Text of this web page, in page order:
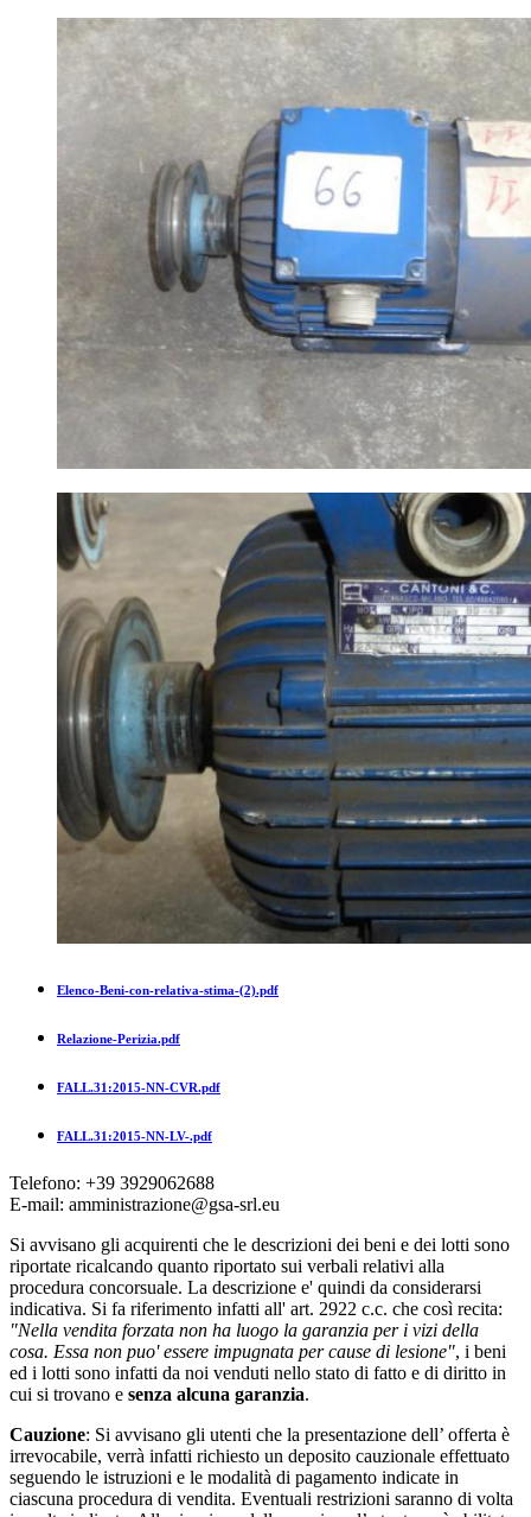
Elenco-Beni-con-relativa-stima-(2).pdf
Relazione-Perizia.pdf
FALL.31:2015-NN-CVR.pdf
FALL.31:2015-NN-LV-.pdf
Telefono: +39 3929062688
E-mail: amministrazione@gsa-srl.eu
Si avvisano gli acquirenti che le descrizioni dei beni e dei lotti sono
riportate ricalcando quanto riportato sui verbali relativi alla
procedura concorsuale. La descrizione e' quindi da considerarsi
indicativa. Si fa riferimento infatti all' art. 2922 c.c. che così recita:
"Nella vendita forzata non ha luogo la garanzia per i vizi della
cosa. Essa non puo' essere impugnata per cause di lesione", i beni
ed i lotti sono infatti da noi venduti nello stato di fatto e di diritto in
cui si trovano e senza alcuna garanzia.
Cauzione: Si avvisano gli utenti che la presentazione dell’ offerta è
irrevocabile, verrà infatti richiesto un deposito cauzionale effettuato
seguendo le istruzioni e le modalità di pagamento indicate in
ciascuna procedura di vendita. Eventuali restrizioni saranno di volta